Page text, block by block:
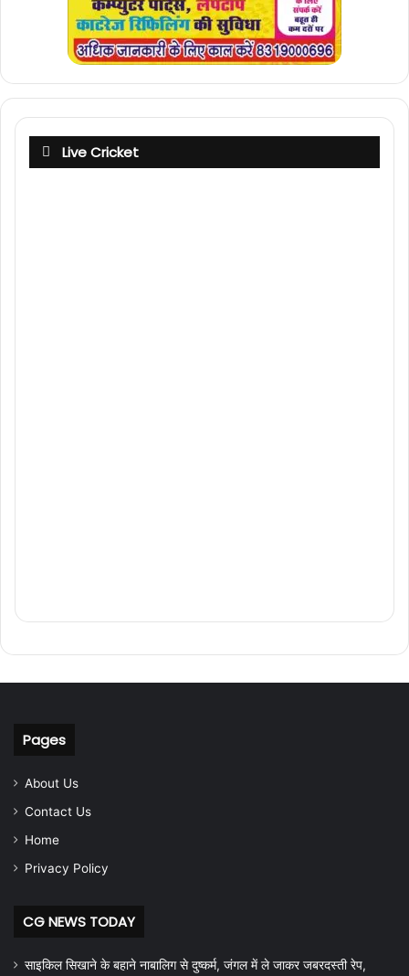
Live Cricket
Pages
About Us
Contact Us
Home
Privacy Policy
CG NEWS TODAY
साइकिल सिखाने के बहाने नाबालिग से दुष्कर्म, जंगल में ले जाकर जबरदस्ती रेप,